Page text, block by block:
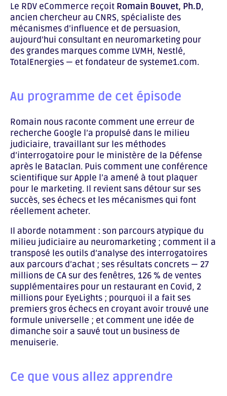
Le RDV eCommerce reçoit Romain Bouvet, Ph.D,
ancien chercheur au CNRS, spécialiste des
mécanismes d’influence et de persuasion,
aujourd’hui consultant en neuromarketing pour
des grandes marques comme LVMH, Nestlé,
TotalEnergies — et fondateur de systeme1.com.
Au programme de cet épisode
Romain nous raconte comment une erreur de
recherche Google l’a propulsé dans le milieu
judiciaire, travaillant sur les méthodes
d’interrogatoire pour le ministère de la Défense
après le Bataclan. Puis comment une conférence
scientifique sur Apple l’a amené à tout plaquer
pour le marketing. Il revient sans détour sur ses
succès, ses échecs et les mécanismes qui font
réellement acheter.
Il aborde notamment : son parcours atypique du
milieu judiciaire au neuromarketing ; comment il a
transposé les outils d’analyse des interrogatoires
aux parcours d’achat ; ses résultats concrets — 27
millions de CA sur des fenêtres, 126 % de ventes
supplémentaires pour un restaurant en Covid, 2
millions pour EyeLights ; pourquoi il a fait ses
premiers gros échecs en croyant avoir trouvé une
formule universelle ; et comment une idée de
dimanche soir a sauvé tout un business de
menuiserie.
Ce que vous allez apprendre